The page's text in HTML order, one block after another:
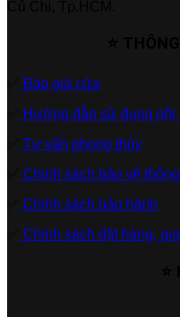
Báo giá cửa
Hướng dẫn sử dụng nội
Tư vấn phong thủy
Chính sách bảo vệ
Chính sách bảo hành
Chính sách đặt hàng,